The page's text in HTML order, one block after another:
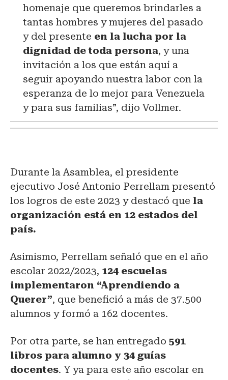
homenaje que queremos brindarles a
tantas hombres y mujeres del pasado
y del presente en la lucha por la
dignidad de toda persona, y una
invitación a los que están aquí a
seguir apoyando nuestra labor con la
esperanza de lo mejor para Venezuela
y para sus familias”, dijo Vollmer.
Durante la Asamblea, el presidente
ejecutivo José Antonio Perrellam presentó
los logros de este 2023 y destacó que la
organización está en 12 estados del
país.
Asimismo, Perrellam señaló que en el año
escolar 2022/2023, 124 escuelas
implementaron “Aprendiendo a
Querer”, que benefició a más de 37.500
alumnos y formó a 162 docentes.
Por otra parte, se han entregado 591
libros para alumno y 34 guías
docentes. Y ya para este año escolar en